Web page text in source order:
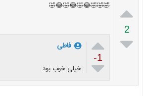

2

🤣🤣🤣😂🤣😂🤣😂🤣

-1

فاطی
خیلی خوب بود